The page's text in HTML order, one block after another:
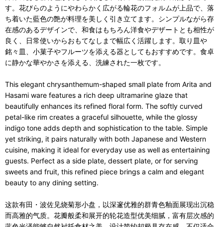
す。花びらのようにやわらかく広がる輪花のフォルムが上品で、落
ち着いた藍色の艶が料理を美しく引き立てます。シンプルながら存
在感のあるデザインで、和食はもちろん洋食やデザートとも相性が
良く、日常使いからおもてなしまで幅広く活躍します。取り皿や
銘々皿、小菓子やフルーツを添える器としてもおすすめです。食卓
に静かな華やかさを添える、洗練された一枚です。
This elegant chrysanthemum-shaped small plate from Arita and
Hasami ware features a rich deep ultramarine glaze that
beautifully enhances its refined floral form. The softly curved
petal-like rim creates a graceful silhouette, while the glossy
indigo tone adds depth and sophistication to the table. Simple
yet striking, it pairs naturally with both Japanese and Western
cuisine, making it ideal for everyday use as well as entertaining
guests. Perfect as a side plate, dessert plate, or for serving
sweets and fruit, this refined piece brings a calm and elegant
beauty to any dining setting.
这款有田・波佐见烧菊形小盘，以深邃优雅的群青色釉面展现出沉稳
而高雅的气质。花瓣般柔和展开的轮花造型优美细腻，富有层次感的